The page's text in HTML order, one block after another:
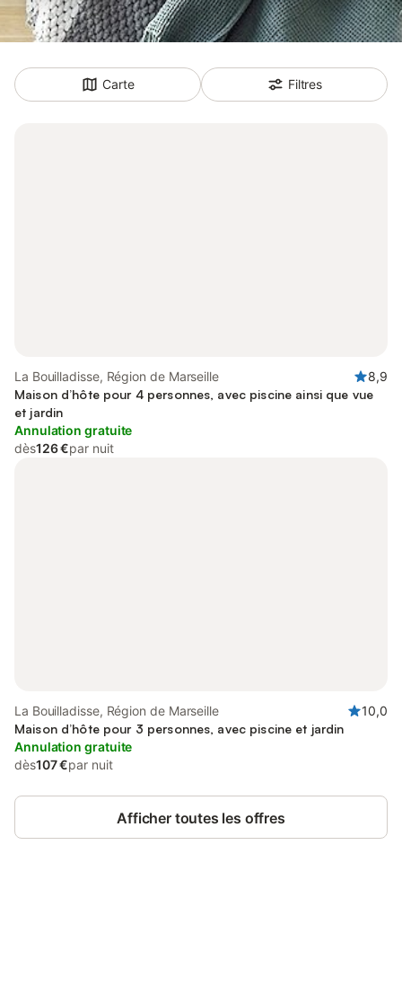
Carte Filtres
La Bouilladisse, Région de Marseille
8,9
Maison d’hôte pour 4 personnes, avec piscine ainsi que vue
et jardin
Annulation gratuite
dès126 €par nuit
La Bouilladisse, Région de Marseille
10,0
Maison d’hôte pour 3 personnes, avec piscine et jardin
Annulation gratuite
dès107 €par nuit
Afficher toutes les offres